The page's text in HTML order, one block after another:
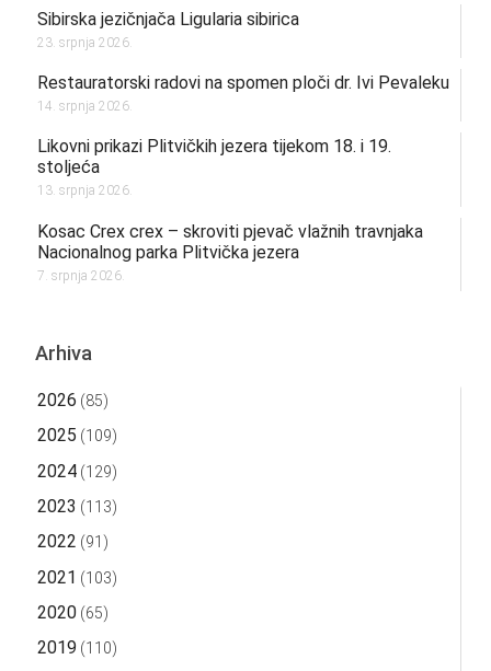
Sibirska jezičnjača Ligularia sibirica
23. srpnja 2026.
Restauratorski radovi na spomen ploči dr. Ivi Pevaleku
14. srpnja 2026.
Likovni prikazi Plitvičkih jezera tijekom 18. i 19.
stoljeća
13. srpnja 2026.
Kosac Crex crex – skroviti pjevač vlažnih travnjaka
Nacionalnog parka Plitvička jezera
7. srpnja 2026.
Arhiva
2026 (85)
2025 (109)
2024(129)
2023 (113)
2022 (91)
2021 (103)
2020(65)
2019 (110)